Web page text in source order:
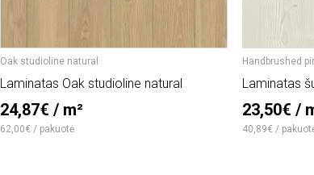
Oak studioline natural
Laminatas Oak studioline natural
24,87€ / m²
62,00€ / pakuotė
Handbrushed
Laminatas
23,50€ /
40,89€ /